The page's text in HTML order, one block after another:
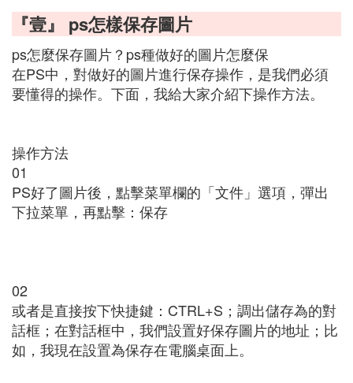
『壹』 ps怎樣保存圖片
ps怎麼保存圖片？ps種做好的圖片怎麼保
在PS中，對做好的圖片進行保存操作，是我們必須
要懂得的操作。下面，我給大家介紹下操作方法。
操作方法
01
PS好了圖片後，點擊菜單欄的「文件」選項，彈出
下拉菜單，再點擊：保存
02
或者是直接按下快捷鍵：CTRL+S；調出儲存為的對
話框；在對話框中，我們設置好保存圖片的地址；比
如，我現在設置為保存在電腦桌面上。